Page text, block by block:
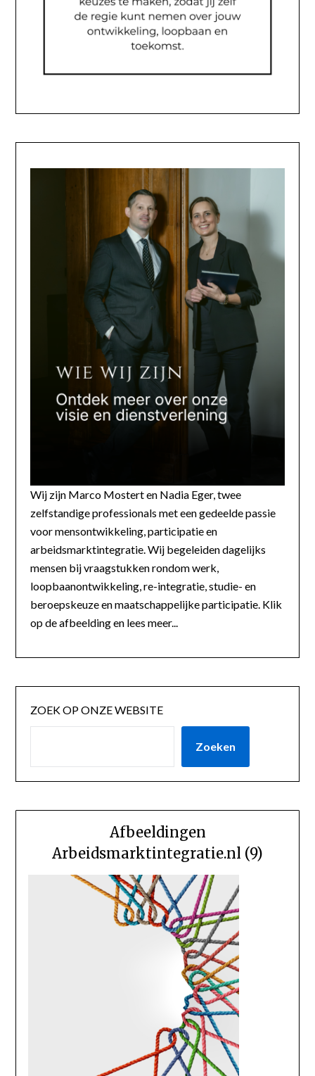
Wij zijn Marco Mostert en Nadia Eger, twee
zelfstandige professionals met een gedeelde passie
voor mensontwikkeling, participatie en
arbeidsmarktintegratie. Wij begeleiden dagelijks
mensen bij vraagstukken rondom werk,
loopbaanontwikkeling, re-integratie, studie- en
beroepskeuze en maatschappelijke participatie. Klik
op de afbeelding en lees meer...
ZOEK OP ONZE WEBSITE
Zoeken
Afbeeldingen
Arbeidsmarktintegratie.nl (9)